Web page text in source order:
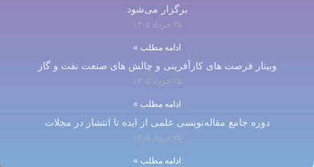
برگزار می‌شود
۲۵ خرداد ۱۴۰۵
ادامه مطلب »
وبینار فرصت های کارآفرینی و چالش های صنعت نفت و گاز
۲۵ خرداد ۱۴۰۵
ادامه مطلب »
دوره جامع مقاله‌نویسی علمی از ایده تا انتشار در مجلات
۲۵ خرداد ۱۴۰۵
ادامه مطلب »